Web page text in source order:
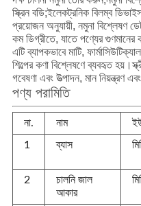
স্ক্রিন বডি;ইলেকট্রনিক বিলম্ব
প্রয়োজন অনুযায়ী, নমুনা বিশ্লেষণ
কম ডিগ্রীতে, যাতে পণ্যের গুণমানের
এটি ব্যাপকভাবে মাটি,
শিল্পের কণা বিশ্লেষণে ব্যবহৃত
গবেষণা এবং উত্পাদন, মান নিয়ন্ত্রণ
পণ্য পরামিতি
না. নাম
1
ব্যাস
2
চালনি জাল
আকার